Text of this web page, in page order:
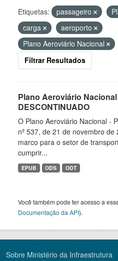
Etiquetas: passageiro
carga
aeroporto
Plano Aeroviário Nacional
Filtrar Resultados
Plano Aeroviário Nacional
DESCONTINUADO
O Plano Aeroviário Nacional -
nº 537, de 21 de novembro
marco para o setor de
cumprir...
EPUB ODS ODT
Você também pode ter acesso a
Documentação da API).
Sobre Ministério da Infraestrutura